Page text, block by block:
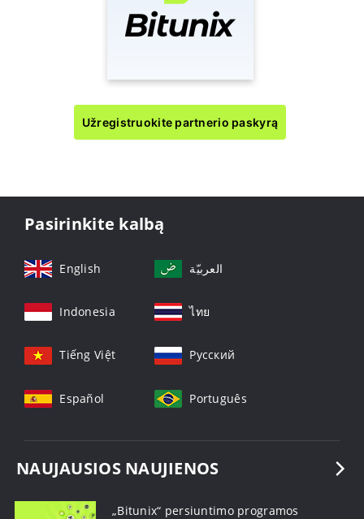
Užregistruokite partnerio paskyrą
Pasirinkite kalbą
English العربيّة
Indonesia ไทย
Tiếng Việt Русский
Español Português
NAUJAUSIOS NAUJIENOS
„Bitunix“ persiuntimo programos